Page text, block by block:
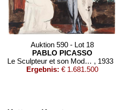
Auktion 590 - Lot 18
PABLO PICASSO
Le Sculpteur et son Modèle , 1933
Ergebnis: € 1.681.500